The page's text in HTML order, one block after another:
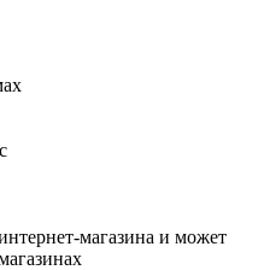
магазина и может